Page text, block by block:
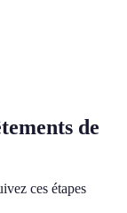
de
ces étapes